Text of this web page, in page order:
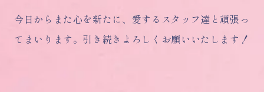
今日からまた心を新たに、愛するスタッフ達と頑張っ
てまいります。引き続きよろしくお願いいたします！